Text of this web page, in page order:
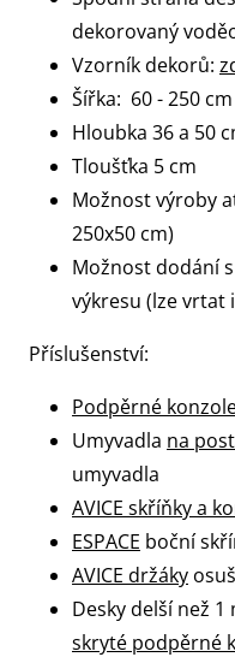
dekorovaný
Vzorník dekorů:
Šířka: 60 - 250 cm
Hloubka 36 a 50
Tloušťka 5 cm
Možnost výroby
250x50 cm)
Možnost dodání
výkresu (lze vrtat
Příslušenství:
Podpěrné
Umyvadla na
umyvadla
AVICE skříňky a
ESPACE boční
AVICE držáky
Desky delší než
skryté podpěrné